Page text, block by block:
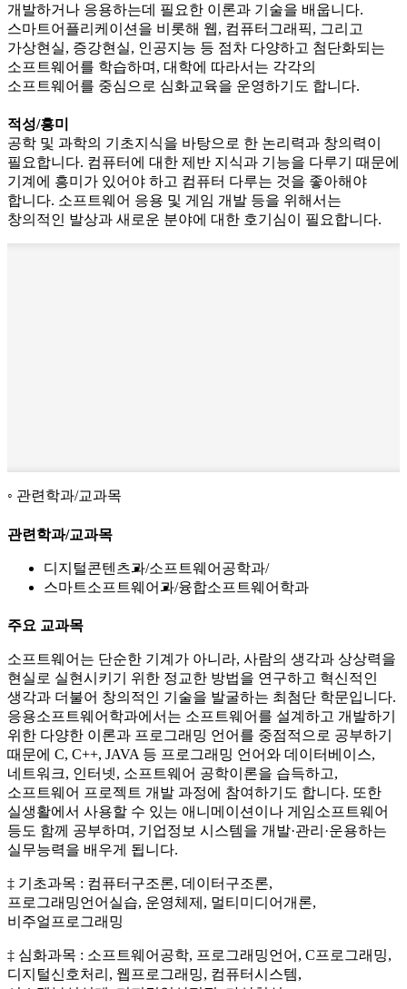
개발하거나 응용하는데 필요한 이론과 기술을 배웁니다.
스마트어플리케이션을 비롯해 웹, 컴퓨터그래픽, 그리고
가상현실, 증강현실, 인공지능 등 점차 다양하고 첨단화되는
소프트웨어를 학습하며, 대학에 따라서는 각각의
소프트웨어를 중심으로 심화교육을 운영하기도 합니다.
적성/흥미
공학 및 과학의 기초지식을 바탕으로 한 논리력과 창의력이
필요합니다. 컴퓨터에 대한 제반 지식과 기능을 다루기 때문에
기계에 흥미가 있어야 하고 컴퓨터 다루는 것을 좋아해야
합니다. 소프트웨어 응용 및 게임 개발 등을 위해서는
창의적인 발상과 새로운 분야에 대한 호기심이 필요합니다.
관련학과/교과목
관련학과/교과목
디지털콘텐츠과 소프트웨어공학과
스마트소프트웨어과 융합소프트웨어학과
주요 교과목
소프트웨어는 단순한 기계가 아니라, 사람의 생각과 상상력을
현실로 실현시키기 위한 정교한 방법을 연구하고 혁신적인
생각과 더불어 창의적인 기술을 발굴하는 최첨단 학문입니다.
응용소프트웨어학과에서는 소프트웨어를 설계하고 개발하기
위한 다양한 이론과 프로그래밍 언어를 중점적으로 공부하기
때문에 C, C++, JAVA 등 프로그래밍 언어와 데이터베이스,
네트워크, 인터넷, 소프트웨어 공학이론을 습득하고,
소프트웨어 프로젝트 개발 과정에 참여하기도 합니다. 또한
실생활에서 사용할 수 있는 애니메이션이나 게임소프트웨어
등도 함께 공부하며, 기업정보 시스템을 개발·관리·운용하는
실무능력을 배우게 됩니다.
‡ 기초과목 : 컴퓨터구조론, 데이터구조론,
프로그래밍언어실습, 운영체제, 멀티미디어개론,
비주얼프로그래밍
‡ 심화과목 : 소프트웨어공학, 프로그래밍언어, C프로그래밍,
디지털신호처리, 웹프로그래밍, 컴퓨터시스템,